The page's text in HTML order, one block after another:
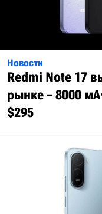
Новости
Redmi Note 17
рынке – 8000
$295